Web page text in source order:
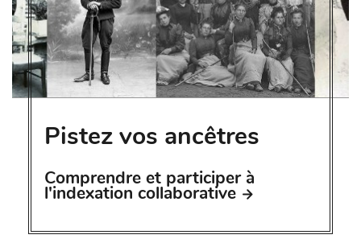
Pistez vos ancêtres
Comprendre et participer à
l'indexation collaborative